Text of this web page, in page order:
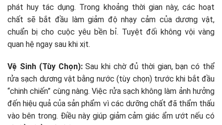
phát huy tác dụng. Trong khoảng thời gian này, các hoạt
chất sẽ bắt đầu làm giảm độ nhạy cảm của dương vật,
chuẩn bị cho cuộc yêu bền bỉ. Tuyệt đối không vội vàng
quan hệ ngay sau khi xịt.
Vệ Sinh (Tùy Chọn):Sau khi chờ đủ thời gian, bạn có thể
rửa sạch dương vật bằng nước (tùy chọn) trước khi bắt đầu
“chinh chiến” cùng nàng. Việc rửa sạch không làm ảnh hưởng
đến hiệu quả của sản phẩm vì các dưỡng chất đã thẩm thấu
vào bên trong. Điều này giúp giảm cảm giác ẩm ướt nếu có